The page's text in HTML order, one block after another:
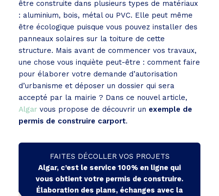
être construite dans plusieurs types de matériaux
: aluminium, bois, métal ou PVC. Elle peut même
être écologique puisque vous pouvez installer des
panneaux solaires sur la toiture de cette
structure. Mais avant de commencer vos travaux,
une chose vous inquiète peut-être : comment faire
pour élaborer votre demande d’autorisation
d’urbanisme et déposer un dossier qui sera
accepté par la mairie ? Dans ce nouvel article,
Algar vous propose de découvrir un exemple de
permis de construire carport.
FAITES DÉCOLLER VOS PROJETS
Algar, c’est le service 100% en ligne qui
vous obtient votre permis de construire.
Élaboration des plans, échanges avec la